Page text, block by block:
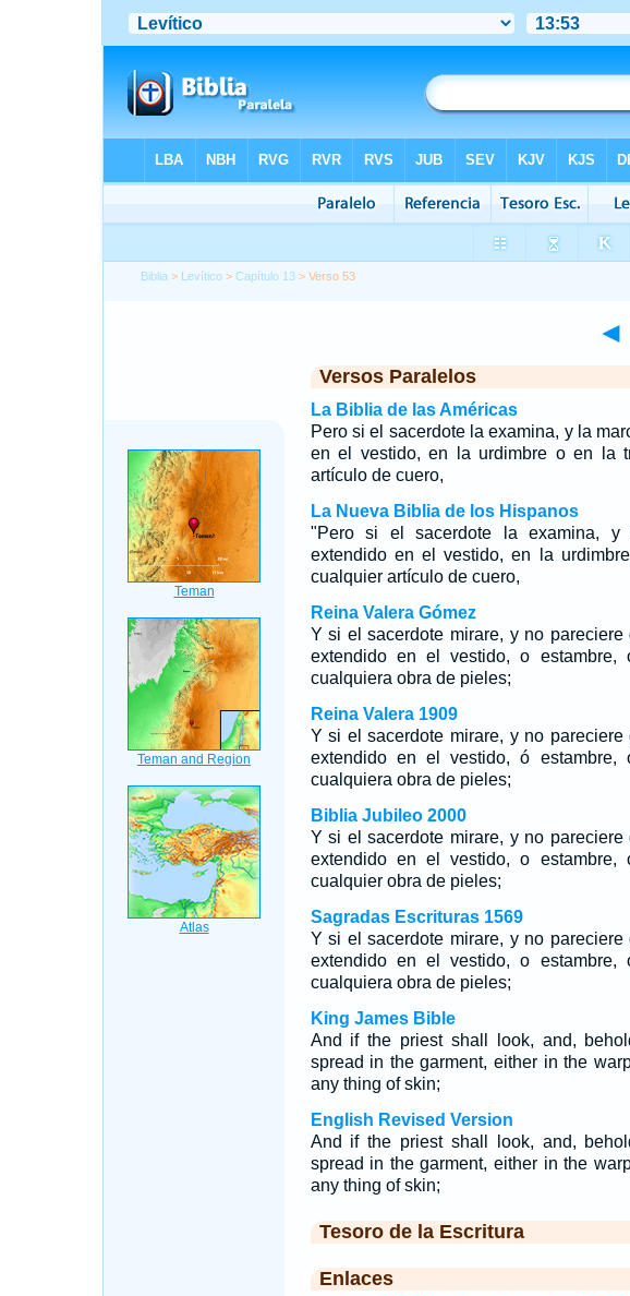
Biblia > Levítico >Capítulo 13 > Verso 53
◄
Versos Paralelos
La Biblia de las Américas
Pero si el sacerdote la examina, y la
en el vestido, en la urdimbre o en la
artículo de cuero,
La Nueva Biblia de los Hispanos
"Pero si el sacerdote la examina,
extendido en el vestido, en la
cualquier artículo de cuero,
Reina Valera Gómez
Y si el sacerdote mirare, y no
extendido en el vestido, o
cualquiera obra de pieles;
Reina Valera 1909
Y si el sacerdote mirare, y no
extendido en el vestido, ó
cualquiera obra de pieles;
Biblia Jubileo 2000
Y si el sacerdote mirare, y no
extendido en el vestido, o
cualquier obra de pieles;
Sagradas Escrituras 1569
Y si el sacerdote mirare, y no
extendido en el vestido, o
cualquiera obra de pieles;
King James Bible
And if the priest shall look, and,
spread in the garment, either in the
any thing of skin;
English Revised Version
And if the priest shall look, and,
spread in the garment, either in the
any thing of skin;
Tesoro de la Escritura
Enlaces